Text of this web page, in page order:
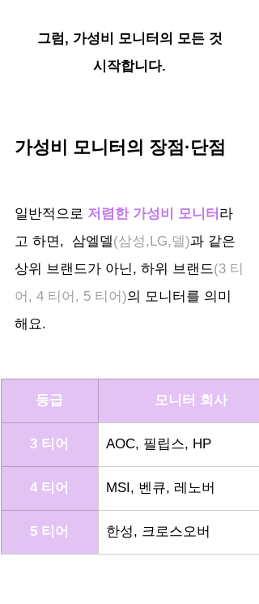
그럼, 가성비 모니터의 모든 것
시작합니다.
가성비 모니터의 장점·단점
일반적으로 저렴한 가성비 모니터 라
고 하면,  삼엘델(삼성,LG,델)과 같은
상위 브랜드가 아닌, 하위 브랜드(3 티
어, 4 티어, 5 티어)의 모니터를 의미
해요.
등급 모니터 회사
3 티어 AOC, 필립스, HP
4 티어 MSI, 벤큐, 레노버
5 티어 한성, 크로스오버